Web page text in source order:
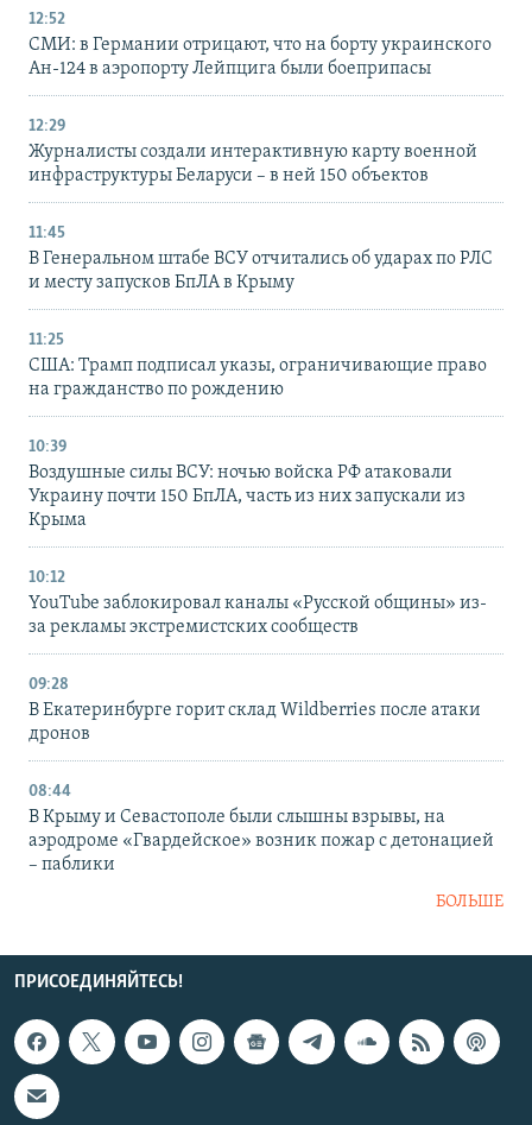
12:52
СМИ: в Германии отрицают, что на борту украинского
Ан-124 в аэропорту Лейпцига были боеприпасы
12:29
Журналисты создали интерактивную карту военной
инфраструктуры Беларуси – в ней 150 объектов
11:45
В Генеральном штабе ВСУ отчитались об ударах по РЛС
и месту запусков БпЛА в Крыму
11:25
США: Трамп подписал указы, ограничивающие право
на гражданство по рождению
10:39
Воздушные силы ВСУ: ночью войска РФ атаковали
Украину почти 150 БпЛА, часть из них запускали из
Крыма
10:12
YouTube заблокировал каналы «Русской общины» из-
за рекламы экстремистских сообществ
09:28
В Екатеринбурге горит склад Wildberries после атаки
дронов
08:44
В Крыму и Севастополе были слышны взрывы, на
аэродроме «Гвардейское» возник пожар с детонацией
– паблики
БОЛЬШЕ
ПРИСОЕДИНЯЙТЕСЬ!